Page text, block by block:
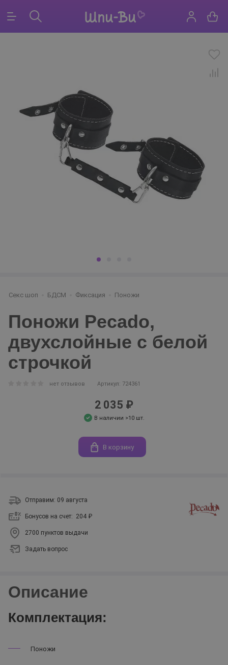
Секс шоп БДСМ Фиксация Поножи
Поножи Pecado,
двухслойные с белой
строчкой
нет отзывов Артикул: 724361
2 035 ₽
В наличии >10 шт.
В корзину
Отправим: 09 августа
Бонусов на счет: 204 ₽
2700 пунктов выдачи
Задать вопрос
Описание
Комплектация:
Поножи